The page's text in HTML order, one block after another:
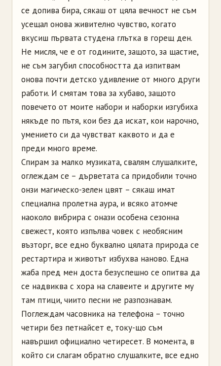
се допива бира, сякаш от цяла вечност не съм
усещал онова живително чувство, когато
вкусиш първата студена глътка в горещ ден.
Не мисля, че е от годините, защото, за щастие,
не съм загубил способността да изпитвам
онова почти детско удивление от много други
работи. И смятам това за хубаво, защото
повечето от моите набори и наборки изгубиха
някъде по пътя, кои без да искат, кои нарочно,
умението си да чувстват каквото и да е
преди много време.
Спирам за малко музиката, свалям слушалките,
оглеждам се – дърветата са придобили точно
онзи магическо-зелен цвят – сякаш имат
специална пролетна аура, и всяко атомче
наоколо вибрира с онази особена сезонна
свежест, която изпълва човек с необясним
възторг, все едно буквално цялата природа се
рестартира и животът избухва наново. Една
жаба пред мен доста безуспешно се опитва да
се надвиква с хора на славеите и другите му
там птици, чиито песни не разпознавам.
Поглеждам часовника на телефона – точно
четири без петнайсет е, току-що съм
навършил официално четиресет. В момента, в
който си слагам обратно слушалките, все едно